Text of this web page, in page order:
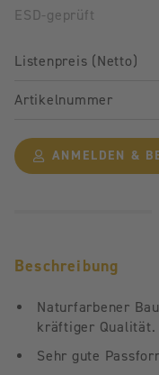
ESD-geprüft
Listenpreis (Netto)
Artikelnummer
ANMELDEN &
Beschreibung
Naturfarbener
kräftiger Qualität.
Sehr gute